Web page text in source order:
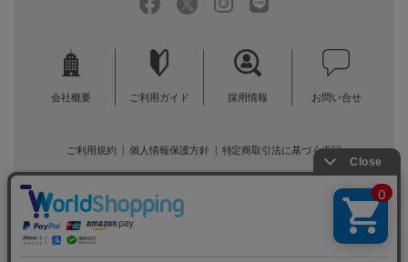
会社概要 ご利用ガイド 採用情報 お問い合せ
ご利用規約 個人情報保護方針 特定商取引法に基づく表記